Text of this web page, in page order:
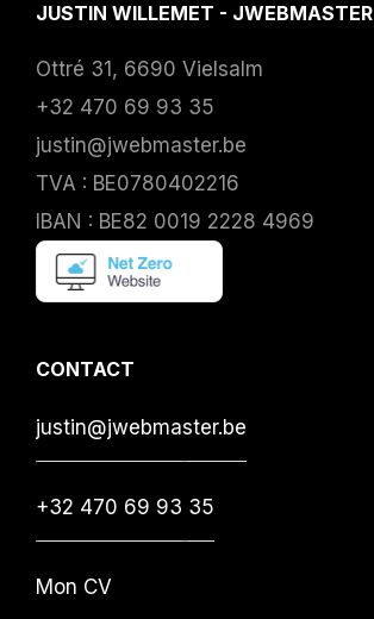
JUSTIN WILLEMET - JWEBMASTER
Ottré 31, 6690 Vielsalm
+32 470 69 93 35
justin@jwebmaster.be
TVA : BE0780402216
IBAN : BE82 0019 2228 4969
CONTACT
justin@jwebmaster.be
+32 470 69 93 35
Mon CV